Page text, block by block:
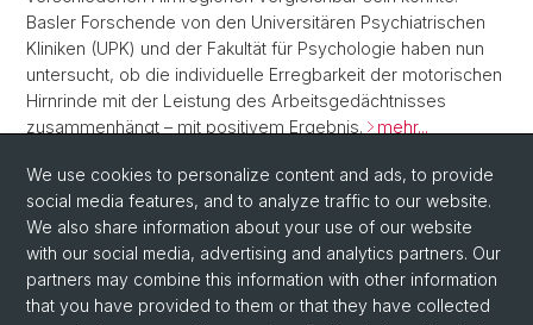
Basler Forschende von den Universitären Psychiatrischen
Kliniken (UPK) und der Fakultät für Psychologie haben nun
untersucht, ob die individuelle Erregbarkeit der motorischen
Hirnrinde mit der Leistung des Arbeitsgedächtnisses
zusammenhängt – mit positivem Ergebnis.
mehr...
Back
We use cookies to personalize content and ads, to provide
social media features, and to analyze traffic to our website.
We also share information about your use of our website
with our social media, advertising and analytics partners. Our
partners may combine this information with other information
that you have provided to them or that they have collected